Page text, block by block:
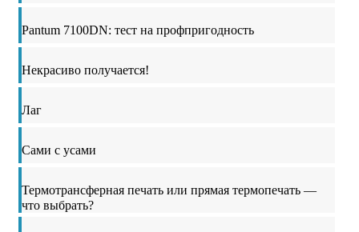
Pantum 7100DN: тест на профпригодность
Некрасиво получается!
Лаг
Сами с усами
Термотрансферная печать или прямая термопечать —
что выбрать?